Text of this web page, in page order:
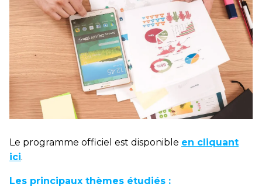
Le programme officiel est disponible en cliquant
ici.
Les principaux thèmes étudiés :